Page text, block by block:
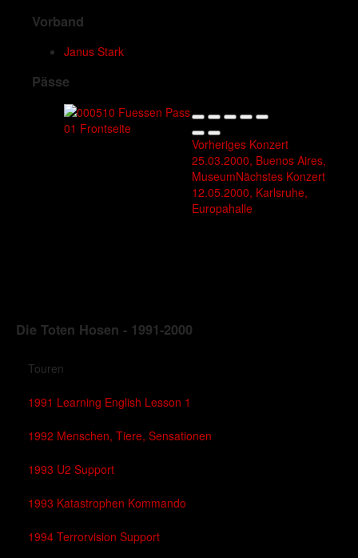
Vorband
Janus Stark
Pässe
Vorheriges Konzert
25.03.2000, Buenos Aires,
MuseumNächstes Konzert
12.05.2000, Karlsruhe,
Europahalle
Die Toten Hosen - 1991-2000
Touren
1991 Learning English Lesson 1
1992 Menschen, Tiere, Sensationen
1993 U2 Support
1993 Katastrophen Kommando
1994 Terrorvision Support